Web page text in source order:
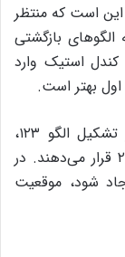
است که منتظر
الگوهای بازگشتی
کندل استیک وارد
بهتر است.
روش سوم این است که معامله‌گران پس از تشکیل الگو ۱۲۳،
سفارشات خود را در زیر یا روی نقطه شماره ۲ قرار می‌دهند. در
شود، موقعیت